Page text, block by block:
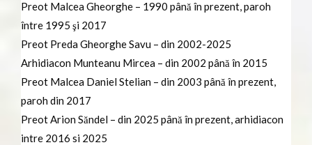
Preot Malcea Gheorghe – 1990 până în prezent, paroh
între 1995 şi 2017
Preot Preda Gheorghe Savu – din 2002-2025
Arhidiacon Munteanu Mircea – din 2002 până în 2015
Preot Malcea Daniel Stelian – din 2003 până în prezent,
paroh din 2017
Preot Arion Săndel – din 2025 până în prezent, arhidiacon
intre 2016 si 2025